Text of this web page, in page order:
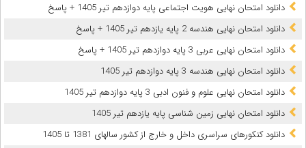
دانلود امتحان نهایی هویت اجتماعی پایه دوازدهم تیر 1405 + پاسخ
دانلود امتحان نهایی هندسه 2 پایه یازدهم تیر 1405 + پاسخ
دانلود امتحان نهایی عربی 3 پایه دوازدهم تیر 1405 + پاسخ
دانلود امتحان نهایی هندسه 3 پایه دوازدهم تیر 1405
دانلود امتحان نهایی علوم و فنون ادبی 3 پایه دوازدهم تیر 1405
دانلود امتحان نهایی زمین شناسی پایه یازدهم تیر 1405
دانلود کنکورهای سراسری داخل و خارج از کشور سالهای 1381 تا 1405